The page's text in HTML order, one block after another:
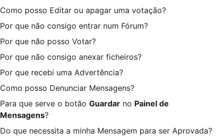
Como posso Editar ou apagar uma votação?
Por que não consigo entrar num Fórum?
Por que não posso Votar?
Por que não consigo anexar ficheiros?
Por que recebi uma Advertência?
Como posso Denunciar Mensagens?
Para que serve o botão Guardar no Painel de
Mensagens?
Do que necessita a minha Mensagem para ser Aprovada?